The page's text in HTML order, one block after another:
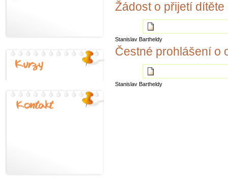
Žádost o přijetí dítěte
Stanislav Bartheldy
Čestné prohlášení o
Stanislav Bartheldy